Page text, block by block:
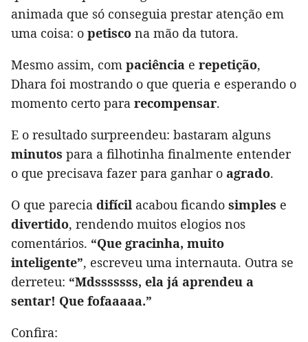
animada que só conseguia prestar atenção em
uma coisa: o petisco na mão da tutora.
Mesmo assim, com paciência e repetição,
Dhara foi mostrando o que queria e esperando o
momento certo para recompensar.
E o resultado surpreendeu: bastaram alguns
minutos para a filhotinha finalmente entender
o que precisava fazer para ganhar o agrado.
O que parecia difícil acabou ficando simples e
divertido, rendendo muitos elogios nos
comentários. “Que gracinha, muito
inteligente”, escreveu uma internauta. Outra se
derreteu: “Mdsssssss, ela já aprendeu a
sentar! Que fofaaaaa.”
Confira: